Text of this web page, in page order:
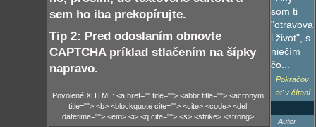
sem ho iba prekopírujte.
Tip 2: Pred odoslaním obnovte
CAPTCHA príklad stlačením na šípky
napravo.
Povolené XHTML: <a href="" title=""> <abbr title=""> <acronym
title=""> <b> <blockquote cite=""> <cite> <code> <del
datetime=""> <em> <i> <q cite=""> <s> <strike> <strong>
som ti
"otravova
l život", s
niečím
čo...
Pokračov
ať v čítaní
Autor